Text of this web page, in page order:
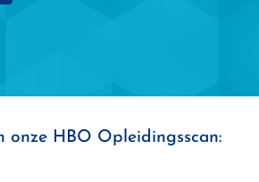
onze HBO Opleidingsscan: